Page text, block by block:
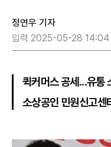
정연우 기자
입력 2025-05-28 14:04
퀵커머스 공세...유통
소상공인 민원신고센